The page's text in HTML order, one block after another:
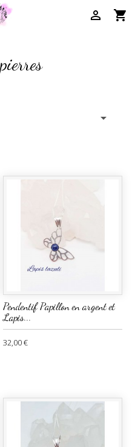



Pendentif Papillon en argent et
Lapis...
32,00 €